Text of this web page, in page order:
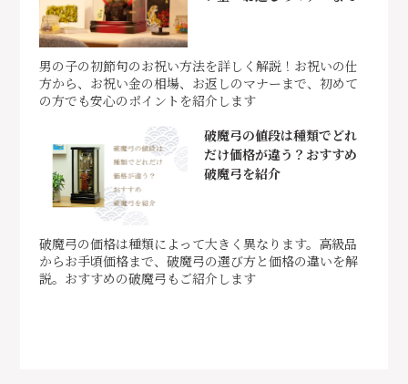
男の子の初節句のお祝い方法を詳しく解説！お祝いの仕
方から、お祝い金の相場、お返しのマナーまで、初めて
の方でも安心のポイントを紹介します
破魔弓の値段は種類でどれ
だけ価格が違う？おすすめ
破魔弓を紹介
破魔弓の価格は種類によって大きく異なります。高級品
からお手頃価格まで、破魔弓の選び方と価格の違いを解
説。おすすめの破魔弓もご紹介します